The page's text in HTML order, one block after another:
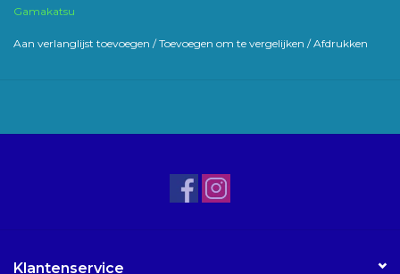
nog sneller prikken.
Gamakatsu
Aan verlanglijst toevoegen /Toevoegen om te vergelijken /Afdrukken
Klantenservice